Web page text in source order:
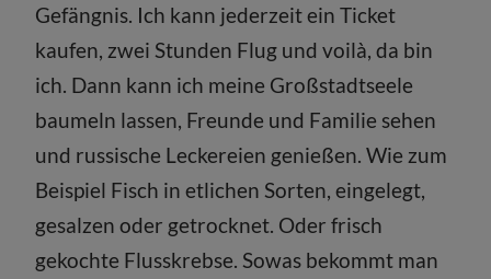
Gefängnis. Ich kann jederzeit ein Ticket
kaufen, zwei Stunden Flug und voilà, da bin
ich. Dann kann ich meine Großstadtseele
baumeln lassen, Freunde und Familie sehen
und russische Leckereien genießen. Wie zum
Beispiel Fisch in etlichen Sorten, eingelegt,
gesalzen oder getrocknet. Oder frisch
gekochte Flusskrebse. Sowas bekommt man